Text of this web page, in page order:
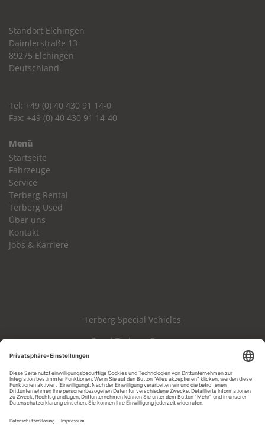
Standort Elchingen
Daimlerstraße 13
89275 Elchingen
Deutschland
Tel: +49 (0) 40 430 91 14-0
Fax: +49 (0) 40 430 91 14-40
Menü
Startseite
Fahrzeuge
Service
Terberg Rental
Terberg Used
Über uns
Kontakt
Jobs & Karriere
Terberg Special Vehicles
Royal Terberg Group
Impressum
Datenschutz